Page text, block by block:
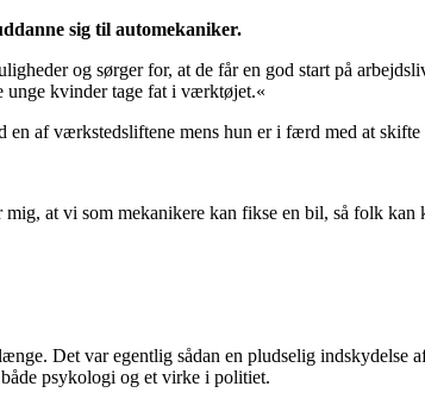
sig til automekaniker.
og sørger for, at de får en god start på
unge kvinder tage fat i værktøjet.«
af værkstedsliftene mens hun er i færd med at
at vi som mekanikere kan fikse en bil, så folk kan
Det var egentlig sådan en pludselig
psykologi og et virke i politiet.